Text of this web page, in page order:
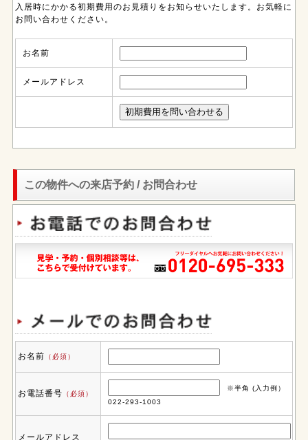
入居時にかかる初期費用のお見積りをお知らせいたします。お気軽に
お問い合わせください。
お名前
メールアドレス
この物件への来店予約 / お問合わせ
お名前 （必須）
お電話番号 （必須）
※半角 (入力例）
022-293-1003
メールアドレス